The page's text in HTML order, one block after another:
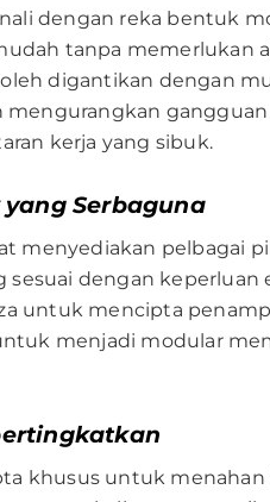
dengan reka bentuk
tanpa memerlukan
digantikan dengan
kerja yang sibuk.
Serbaguna
menyediakan pelbagai
sesuai dengan
untuk mencipta
menjadi modular
khusus untuk